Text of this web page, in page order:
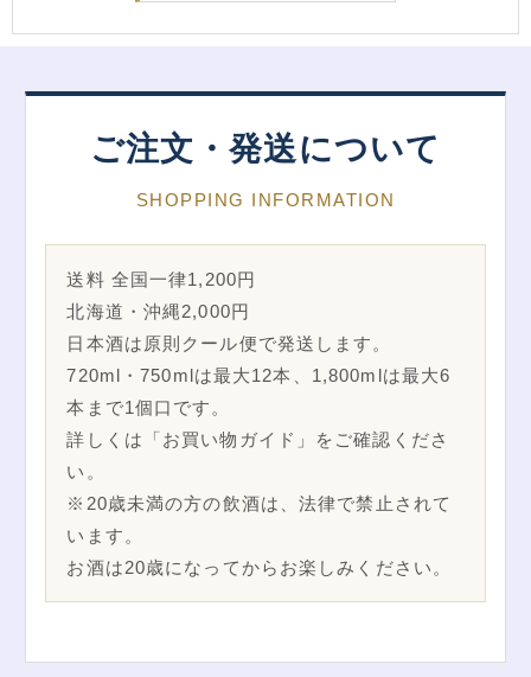
ご注文・発送について
SHOPPING INFORMATION
送料 全国一律1,200円
北海道・沖縄2,000円
日本酒は原則クール便で発送します。
720ml・750mlは最大12本、1,800mlは最大6
本まで1個口です。
詳しくは「お買い物ガイド」をご確認くださ
い。
※20歳未満の方の飲酒は、法律で禁止されて
います。
お酒は20歳になってからお楽しみください。